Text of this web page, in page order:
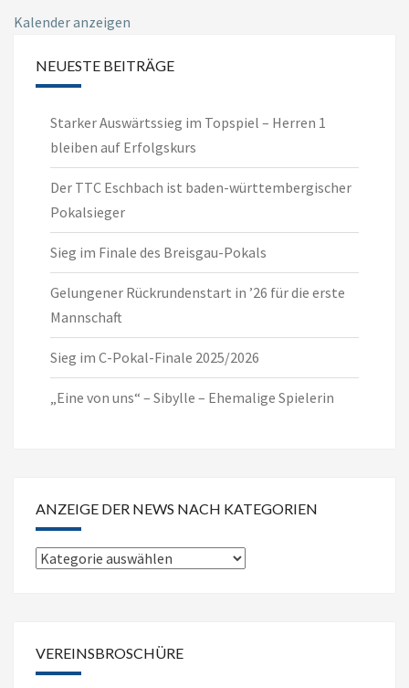
Kalender anzeigen
NEUESTE BEITRÄGE
Starker Auswärtssieg im Topspiel – Herren 1
bleiben auf Erfolgskurs
Der TTC Eschbach ist baden-württembergischer
Pokalsieger
Sieg im Finale des Breisgau-Pokals
Gelungener Rückrundenstart in ’26 für die erste
Mannschaft
Sieg im C-Pokal-Finale 2025/2026
„Eine von uns“ – Sibylle – Ehemalige Spielerin
ANZEIGE DER NEWS NACH KATEGORIEN
Anzeige
Kategorien
VEREINSBROSCHÜRE